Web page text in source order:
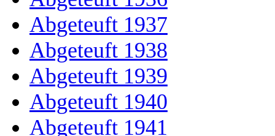
Abgeteuft 1937
Abgeteuft 1938
Abgeteuft 1939
Abgeteuft 1940
Abgeteuft 1941